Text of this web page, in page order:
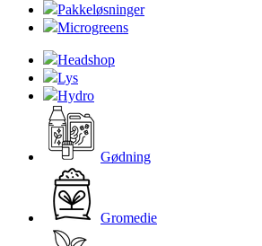
Pakkeløsninger
Microgreens
Headshop
Lys
Hydro
Gødning
Gromedie